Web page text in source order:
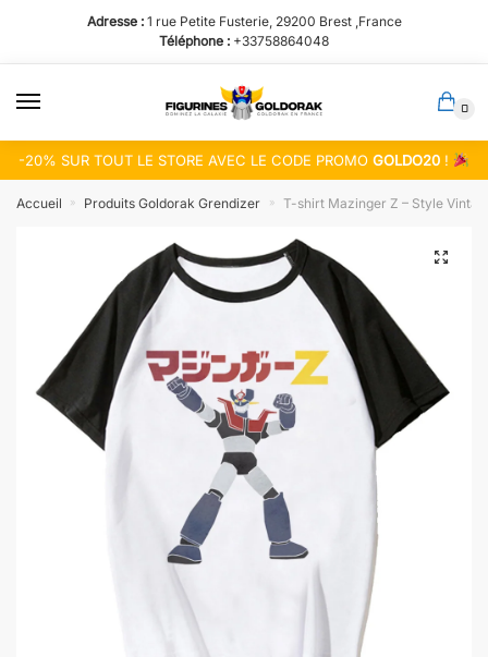
la
navigation
contenu
Adresse : 1 rue Petite Fusterie, 29200 Brest ,France
Téléphone : +33758864048
0
-20% SUR TOUT LE STORE AVEC LE CODE PROMOGOLDO20 !
Accueil » Produits Goldorak Grendizer » T-shirt Mazinger Z – Style